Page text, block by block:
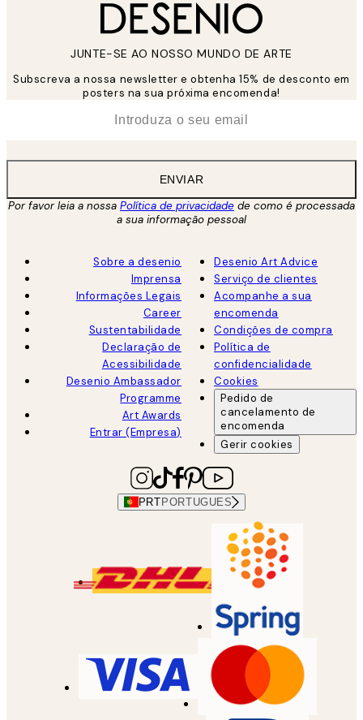
JUNTE-SE AO NOSSO MUNDO DE ARTE
Subscreva a nossa newsletter e obtenha 15% de desconto em
posters na sua próxima encomenda!
ENVIAR
Por favor leia a nossa Política de privacidade de como é processada
a sua informação pessoal
Sobre a desenio
Imprensa
Informações Legais
Career
Sustentabilidade
Declaração de
Acessibilidade
Desenio Ambassador
Programme
Art Awards
Entrar (Empresa)
Desenio Art Advice
Serviço de clientes
Acompanhe a sua
encomenda
Condições de compra
Política de
confidencialidade
Cookies
Pedido de
cancelamento de
encomenda
Gerir cookies
PRT PORTUGUES